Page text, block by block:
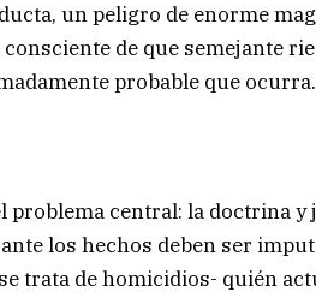
un peligro de enorme
consciente de que semejante
probable que ocurra.
problema central: la doctrina
los hechos deben ser
trata de homicidios- quién